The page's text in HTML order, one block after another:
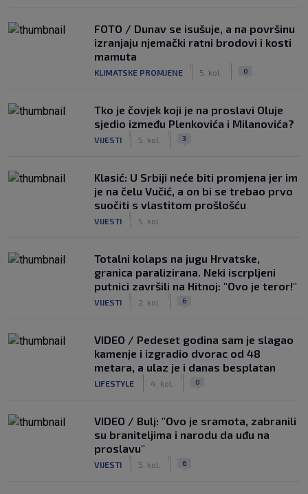
FOTO / Dunav se isušuje, a na površinu
izranjaju njemački ratni brodovi i kosti
mamuta
KLIMATSKE PROMJENE 5. kol. 0
Tko je čovjek koji je na proslavi Oluje
sjedio između Plenkovića i Milanovića?
VIJESTI 5. kol. 3
Klasić: U Srbiji neće biti promjena jer im
je na čelu Vučić, a on bi se trebao prvo
suočiti s vlastitom prošlošću
VIJESTI 5. kol.
Totalni kolaps na jugu Hrvatske,
granica paralizirana. Neki iscrpljeni
putnici završili na Hitnoj: "Ovo je teror!"
VIJESTI 2. kol. 6
VIDEO / Pedeset godina sam je slagao
kamenje i izgradio dvorac od 48
metara, a ulaz je i danas besplatan
LIFESTYLE 4. kol. 0
VIDEO / Bulj: "Ovo je sramota, zabranili
su braniteljima i narodu da uđu na
proslavu"
VIJESTI 5. kol. 6